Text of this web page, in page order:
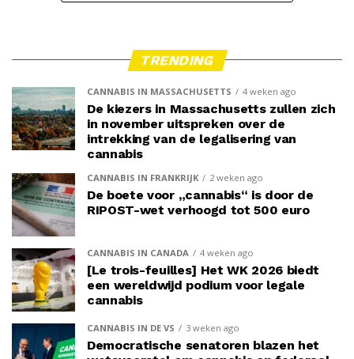
TRENDING
CANNABIS IN MASSACHUSETTS 4 weken ago
De kiezers in Massachusetts zullen zich
in november uitspreken over de
intrekking van de legalisering van
cannabis
CANNABIS IN FRANKRIJK 2 weken ago
De boete voor „cannabis“ is door de
RIPOST-wet verhoogd tot 500 euro
CANNABIS IN CANADA 4 weken ago
[Le trois-feuilles] Het WK 2026 biedt
een wereldwijd podium voor legale
cannabis
CANNABIS IN DE VS 3 weken ago
Democratische senatoren blazen het